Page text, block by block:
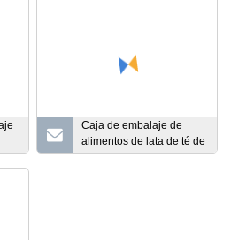
Caja de embalaje de
alimentos de lata de té de
lata de Metal de forma